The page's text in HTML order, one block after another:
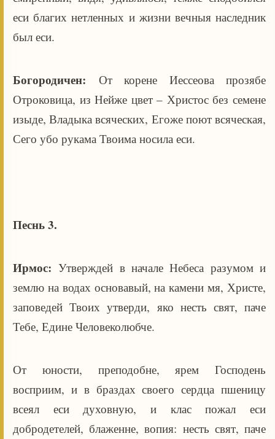
еси благих нетленных и жизни вечныя наследник
был еси.
Богородичен: От корене Иессеова прозябе
Отроковица, из Нейже цвет – Христос без семене
изыде, Владыка всяческих, Егоже поют всяческая,
Сего убо рукама Твоима носила еси.
Песнь 3.
Ирмос:Утверждей в начале Небеса разумом и
землю на водах основавый, на камени мя, Христе,
заповедей Твоих утверди, яко несть свят, паче
Тебе, Едине Человеколюбче.
От юности, преподобне, ярем Господень
восприим, и в браздах своего сердца пшеницу
всеял еси духовную, и клас пожал еси
добродетелей, блаженне, вопия: несть свят, паче